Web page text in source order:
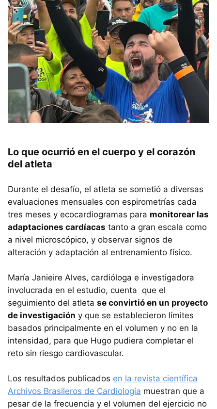
Lo que ocurrió en el cuerpo y el corazón
del atleta
Durante el desafío, el atleta se sometió a diversas
evaluaciones mensuales con espirometrías cada
tres meses y ecocardiogramas para monitorear las
adaptaciones cardíacas tanto a gran escala como
a nivel microscópico, y observar signos de
alteración y adaptación al entrenamiento físico.
María Janieire Alves, cardióloga e investigadora
involucrada en el estudio, cuenta que el
seguimiento del atleta se convirtió en un proyecto
de investigación y que se establecieron límites
basados principalmente en el volumen y no en la
intensidad, para que Hugo pudiera completar el
reto sin riesgo cardiovascular.
Los resultados publicados en la revista científica
Archivos Brasileros de Cardiología muestran que a
pesar de la frecuencia y el volumen del ejercicio no